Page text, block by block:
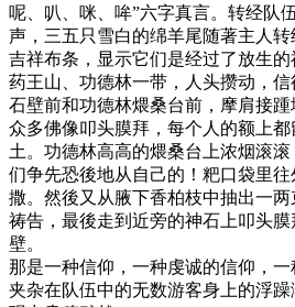
呢、叭、咪、哞”六字真言。转经队
声，三五只雪白的绵羊尾随著主人
吉祥布条，显示它们是经过了放生的
药王山、功德林一带，人头攒动，
石壁前和功德林煨桑台前，摩肩接
众多佛像叩头膜拜，每个人的额上
土。功德林高高的煨桑台上浓烟滚
们争先恐後地从自己的！粑口袋里
撒。然後又从腋下香柏枝中抽出一
祷告，最後走到近旁的神石上叩头
壁。
那是一种信仰，一种虔诚的信仰，一
夹杂在队伍中的无数游客身上的浮